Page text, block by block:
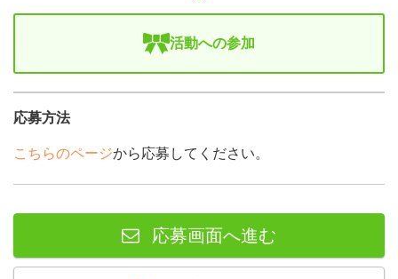
活動への参加
応募方法
こちらのページから応募してください。
応募画面へ進む